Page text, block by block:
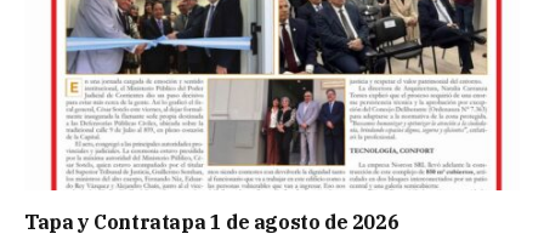
Tapa y Contratapa 1 de agosto de 2026